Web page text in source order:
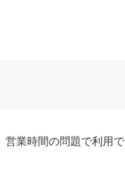
営業時間の問題で利用で